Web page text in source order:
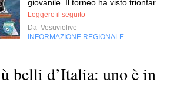
giovanile. Il torneo ha visto trionfar...
Leggere il seguito
Da Vesuviolive
INFORMAZIONE REGIONALE
belli d’Italia: uno è in